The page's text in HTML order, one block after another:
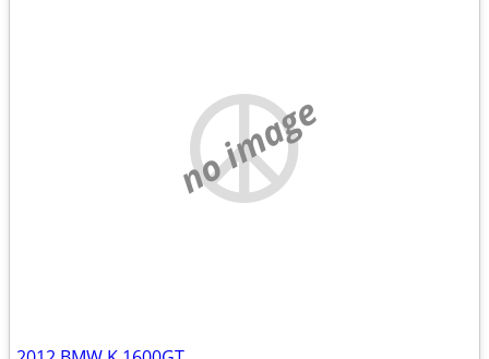
no image